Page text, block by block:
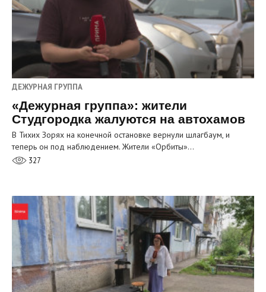
ДЕЖУРНАЯ ГРУППА
«Дежурная группа»: жители
Студгородка жалуются на автохамов
В Тихих Зорях на конечной остановке вернули шлагбаум, и
теперь он под наблюдением. Жители «Орбиты»…
327